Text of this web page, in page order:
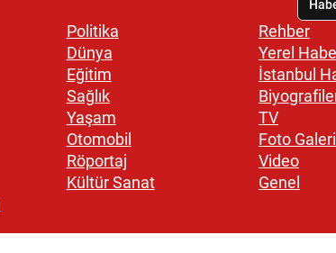
Politika
Dünya
Eğitim
Sağlık
Yaşam
Otomobil
Röportaj
Kültür Sanat
Rehber
Yerel
İstanbul
TV
Foto Galeri
Video
Genel